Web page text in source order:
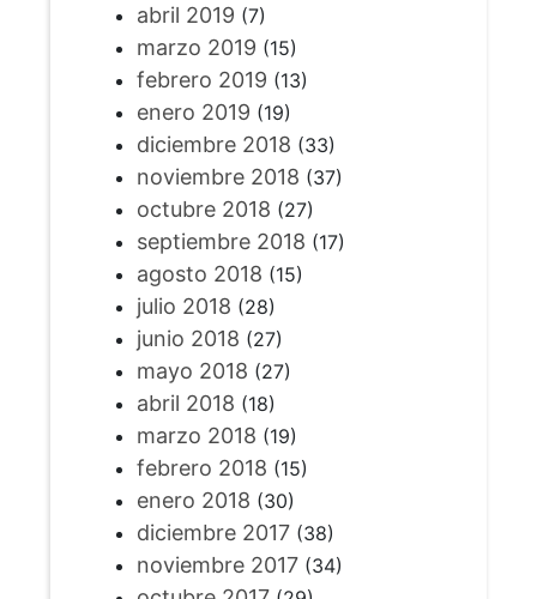
abril 2019 (7)
marzo 2019 (15)
febrero 2019 (13)
enero 2019 (19)
diciembre 2018 (33)
noviembre 2018 (37)
octubre 2018 (27)
septiembre 2018 (17)
agosto 2018 (15)
julio 2018 (28)
junio 2018 (27)
mayo 2018 (27)
abril 2018 (18)
marzo 2018 (19)
febrero 2018 (15)
enero 2018 (30)
diciembre 2017(38)
noviembre 2017(34)